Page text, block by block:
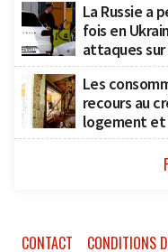
La Russie a
fois en
attaques
Les
recours au
logement
CONTACT CONDITIONS